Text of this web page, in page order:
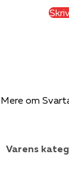
Mere om
Varens